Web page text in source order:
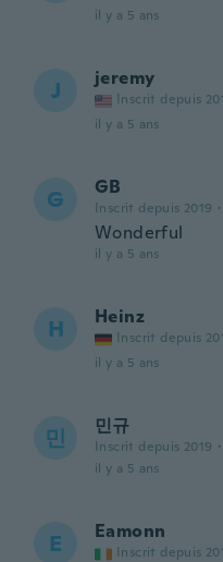
il y a 5 ans
J jeremy
Inscrit depuis
il y a 5 ans
G GB
Inscrit depuis 2019 ·
Wonderful
il y a 5 ans
H Heinz
Inscrit depuis
il y a 5 ans
민 민규
Inscrit depuis 2019 ·
il y a 5 ans
E Eamonn
Inscrit depuis